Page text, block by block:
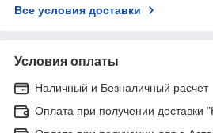
Все условия доставки
Условия оплаты
Наличный и Безналичный расчет
Оплата при получении доставки